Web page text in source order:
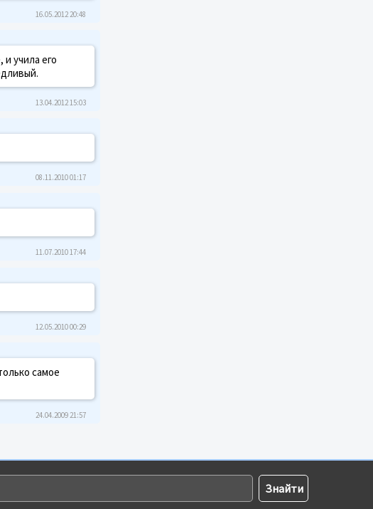
16.05.2012 20:48
учила его
13.04.2012 15:03
08.11.2010 01:17
11.07.2010 17:44
12.05.2010 00:29
самое
24.04.2009 21:57